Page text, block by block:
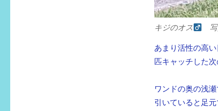
キジのオス 写
あまり活性の高
匹キャッチした
ワンドの奥の浅
引いていると足